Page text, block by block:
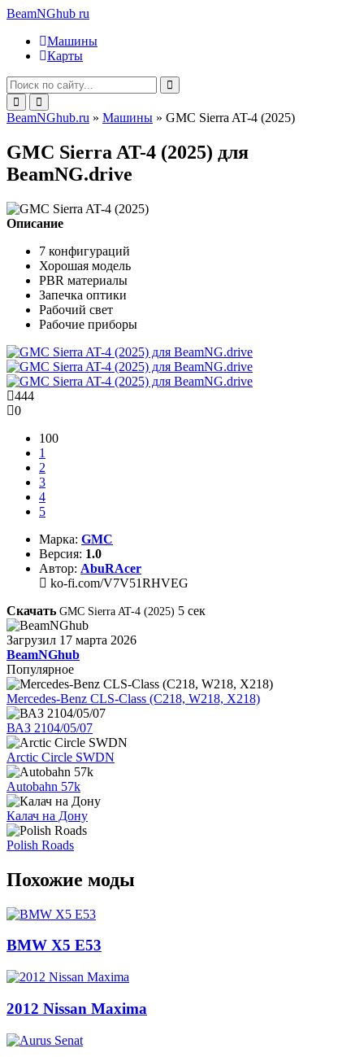
BeamNGhub ru
Машины
Карты
BeamNGhub.ru » Машины » GMC Sierra AT-4 (2025)
GMC Sierra AT-4 (2025) для
BeamNG.drive
Описание
7 конфигураций
Хорошая модель
PBR материалы
Запечка оптики
Рабочий свет
Рабочие приборы
444
0
100
1
2
3
4
5
Марка: GMC
Версия: 1.0
Автор: AbuRAcer
ko-fi.com/V7V51RHVEG
Скачать GMC Sierra AT-4 (2025) 5 сек
Загрузил 17 марта 2026
BeamNGhub
Популярное
Mercedes-Benz CLS-Class (C218, W218, X218)
ВАЗ 2104/05/07
Arctic Circle SWDN
Autobahn 57k
Калач на Дону
Polish Roads
Похожие моды
BMW X5 E53
2012 Nissan Maxima